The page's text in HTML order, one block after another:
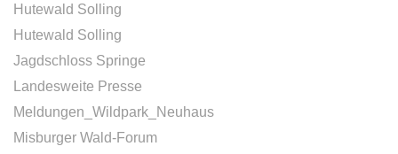
Hutewald Solling
Hutewald Solling
Jagdschloss Springe
Landesweite Presse
Meldungen_Wildpark_Neuhaus
Misburger Wald-Forum